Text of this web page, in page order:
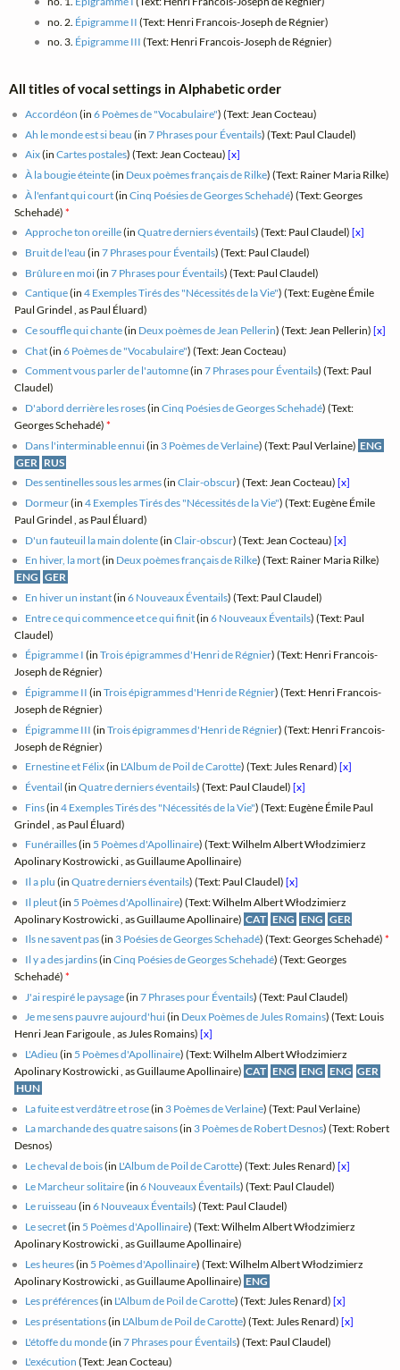
no. 2. Épigramme II (Text: Henri Francois-Joseph de Régnier)
no. 3. Épigramme III (Text: Henri Francois-Joseph de Régnier)
All titles of vocal settings in Alphabetic order
Accordéon (in6 Poèmes de "Vocabulaire") (Text: Jean Cocteau)
Ah le monde est si beau (in7 Phrases pour Éventails) (Text: Paul Claudel)
Aix(inCartes postales) (Text: Jean Cocteau)[x]
À la bougie éteinte(in Deux poèmes français de Rilke) (Text: Rainer Maria Rilke)
À l'enfant qui court(inCinq Poésies de Georges Schehadé) (Text: Georges
Schehadé)*
Approche ton oreille(inQuatre derniers éventails) (Text: Paul Claudel)[x]
Bruit de l'eau (in7 Phrases pour Éventails) (Text: Paul Claudel)
Brûlure en moi(in7 Phrases pour Éventails) (Text: Paul Claudel)
Cantique(in4 Exemples Tirés des "Nécessités de la Vie") (Text: Eugène Émile
Paul Grindel , as Paul Éluard)
Ce souffle qui chante(in Deux poèmes de Jean Pellerin) (Text: Jean Pellerin)[x]
Chat(in6 Poèmes de "Vocabulaire") (Text: Jean Cocteau)
Comment vous parler de l'automne(in7 Phrases pour Éventails) (Text: Paul
Claudel)
D'abord derrière les roses(inCinq Poésies de Georges Schehadé) (Text:
Georges Schehadé)*
Dans l'interminable ennui(in 3 Poèmes de Verlaine) (Text: Paul Verlaine) ENG
GER RUS
Des sentinelles sous les armes(inClair-obscur) (Text: Jean Cocteau)[x]
Dormeur(in4 Exemples Tirés des "Nécessités de la Vie") (Text: Eugène Émile
Paul Grindel , as Paul Éluard)
D'un fauteuil la main dolente(inClair-obscur) (Text: Jean Cocteau)[x]
En hiver, la mort(in Deux poèmes français de Rilke) (Text: Rainer Maria Rilke)
ENG GER
En hiver un instant(in6 Nouveaux Éventails) (Text: Paul Claudel)
Entre ce qui commence et ce qui finit(in6 Nouveaux Éventails) (Text: Paul
Claudel)
Épigramme I (inTrois épigrammes d'Henri de Régnier) (Text: Henri Francois-
Joseph de Régnier)
Épigramme II (inTrois épigrammes d'Henri de Régnier) (Text: Henri Francois-
Joseph de Régnier)
Épigramme III (inTrois épigrammes d'Henri de Régnier) (Text: Henri Francois-
Joseph de Régnier)
Ernestine et Félix(in L'Album de Poil de Carotte) (Text: Jules Renard)[x]
Éventail (inQuatre derniers éventails) (Text: Paul Claudel)[x]
Fins(in4 Exemples Tirés des "Nécessités de la Vie") (Text: Eugène Émile Paul
Grindel , as Paul Éluard)
Funérailles(in 5 Poèmes d'Apollinaire) (Text: Wilhelm Albert Włodzimierz
Apolinary Kostrowicki , as Guillaume Apollinaire)
Il a plu (inQuatre derniers éventails) (Text: Paul Claudel)[x]
Il pleut(in 5 Poèmes d'Apollinaire) (Text: Wilhelm Albert Włodzimierz
Apolinary Kostrowicki , as Guillaume Apollinaire) CAT ENG ENG GER
Ils ne savent pas(in 3 Poésies de Georges Schehadé) (Text: Georges Schehadé)*
Il y a des jardins(inCinq Poésies de Georges Schehadé) (Text: Georges
Schehadé)*
J'ai respiré le paysage(in7 Phrases pour Éventails) (Text: Paul Claudel)
Je me sens pauvre aujourd'hui(in Deux Poèmes de Jules Romains) (Text: Louis
Henri Jean Farigoule , as Jules Romains)[x]
L'Adieu (in 5 Poèmes d'Apollinaire) (Text: Wilhelm Albert Włodzimierz
Apolinary Kostrowicki , as Guillaume Apollinaire) CAT ENG ENG ENG GER
HUN
La fuite est verdâtre et rose(in 3 Poèmes de Verlaine) (Text: Paul Verlaine)
La marchande des quatre saisons(in 3 Poèmes de Robert Desnos) (Text: Robert
Desnos)
Le cheval de bois(in L'Album de Poil de Carotte) (Text: Jules Renard)[x]
Le Marcheur solitaire(in6 Nouveaux Éventails) (Text: Paul Claudel)
Le ruisseau (in6 Nouveaux Éventails) (Text: Paul Claudel)
Le secret(in 5 Poèmes d'Apollinaire) (Text: Wilhelm Albert Włodzimierz
Apolinary Kostrowicki , as Guillaume Apollinaire)
Les heures(in 5 Poèmes d'Apollinaire) (Text: Wilhelm Albert Włodzimierz
Apolinary Kostrowicki , as Guillaume Apollinaire) ENG
Les préférences(in L'Album de Poil de Carotte) (Text: Jules Renard)[x]
Les présentations(in L'Album de Poil de Carotte) (Text: Jules Renard)[x]
L'étoffe du monde(in7 Phrases pour Éventails) (Text: Paul Claudel)
L'exécution (Text: Jean Cocteau)